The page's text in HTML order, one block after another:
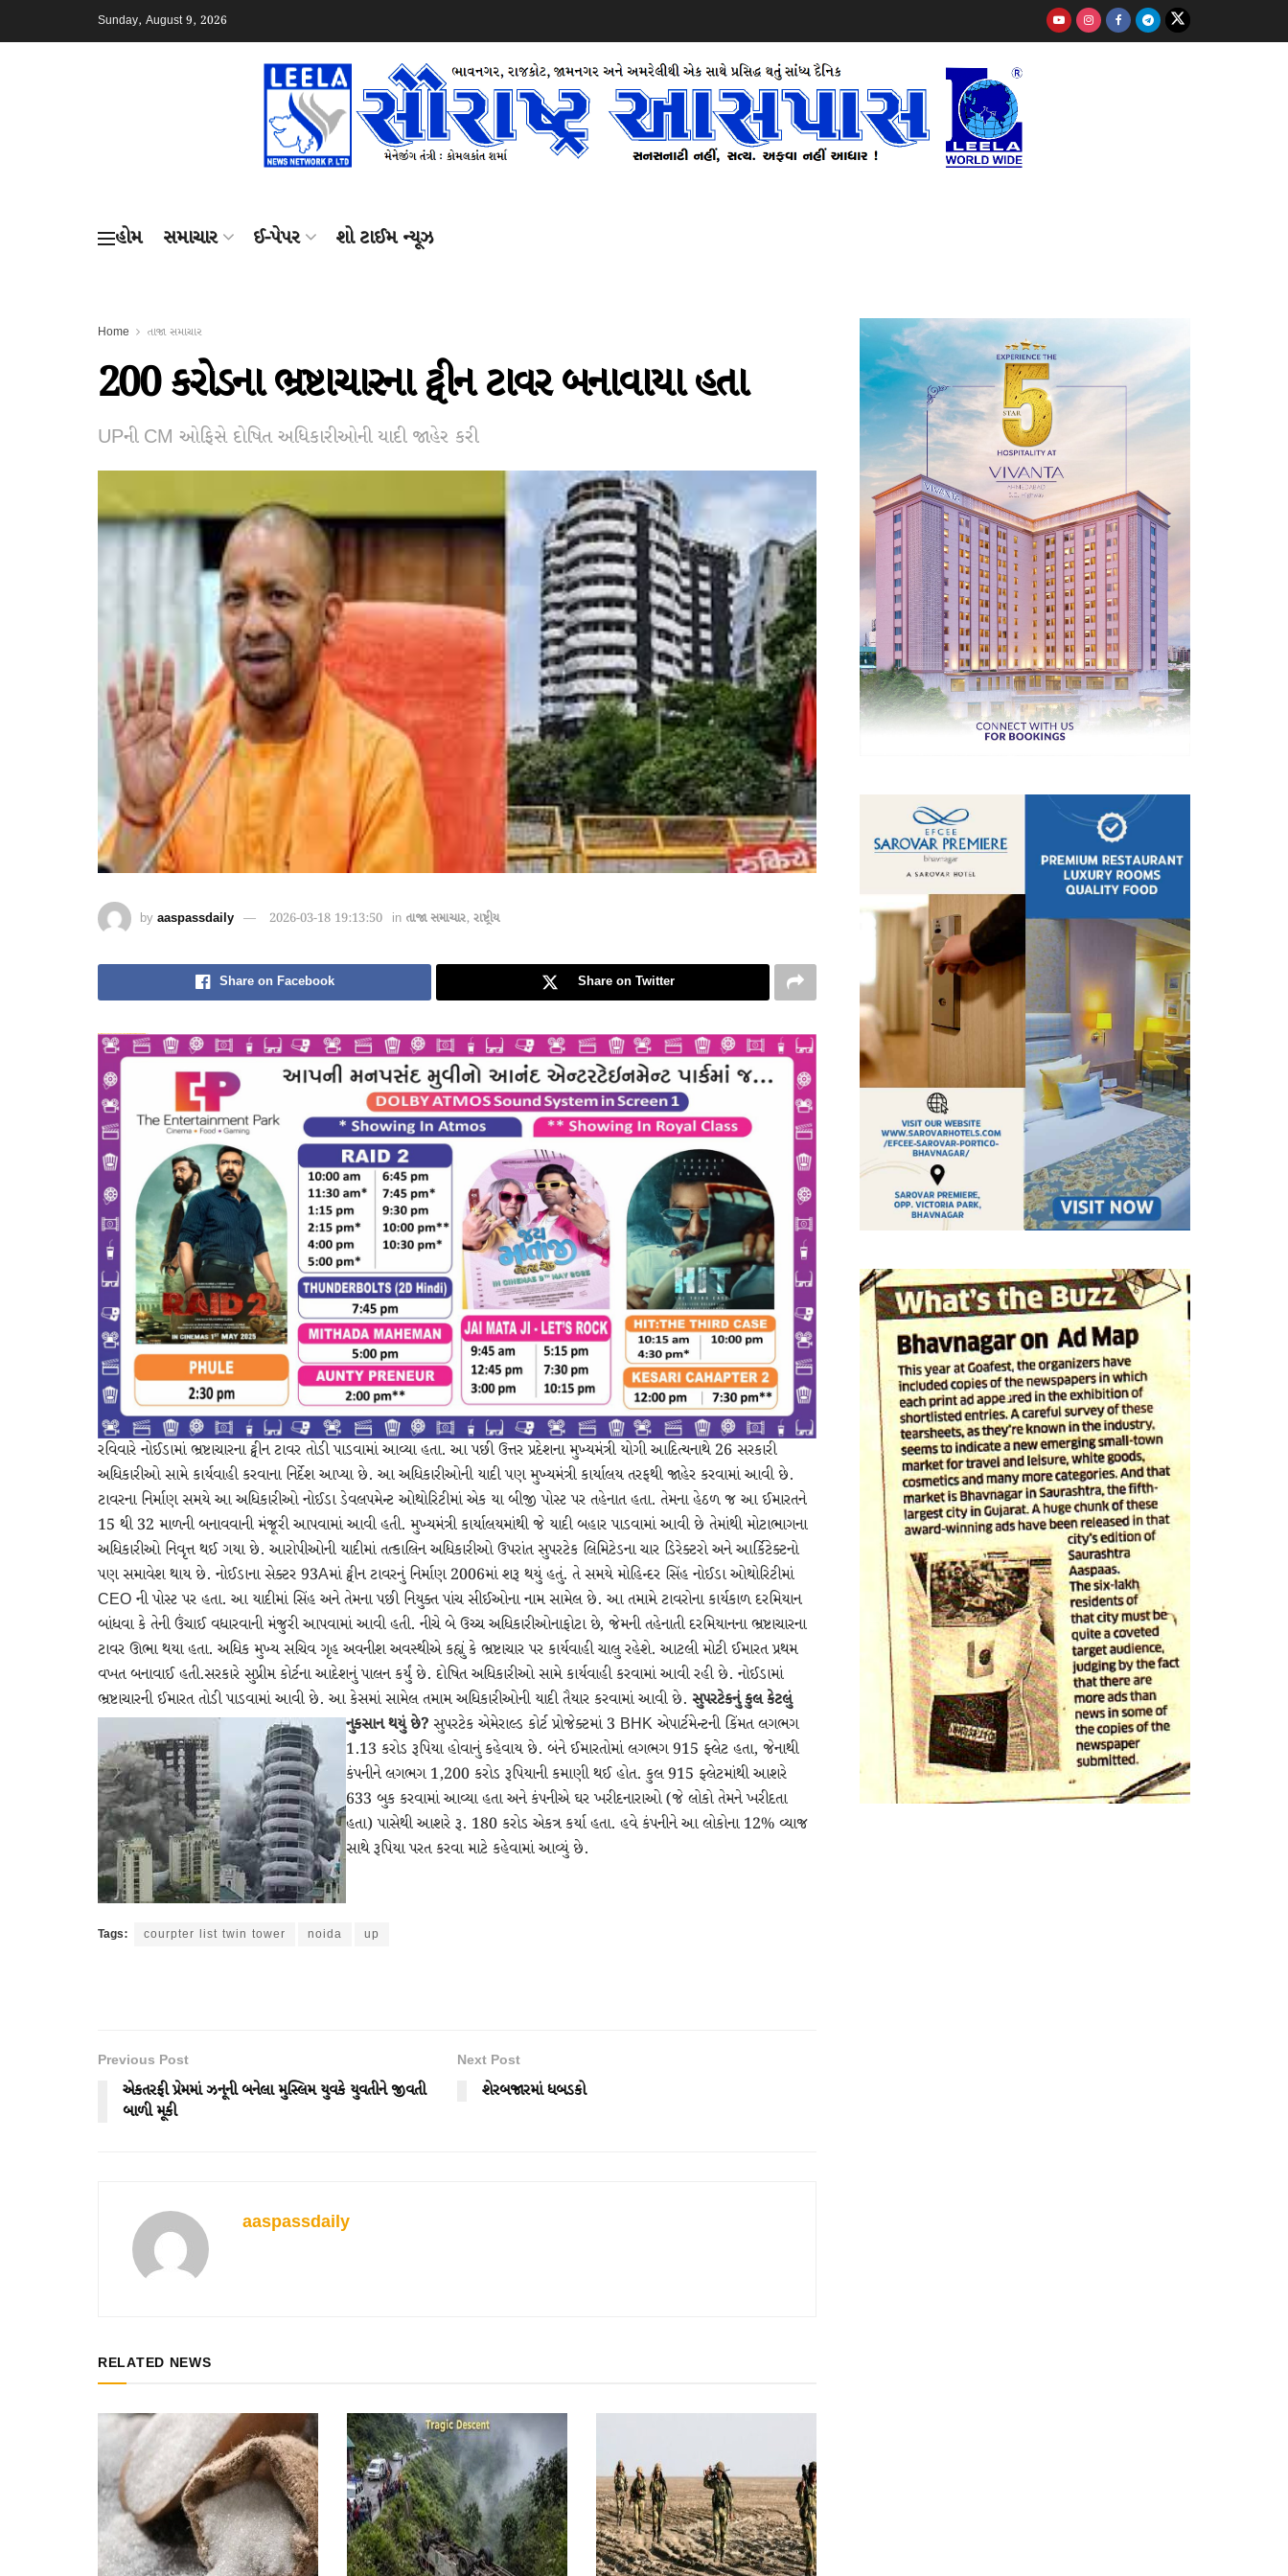
Sunday, August 9, 2026
હોમ સમાચાર ઈ-પેપર શો ટાઈમ ન્યૂઝ
Home તાજા સમાચાર
200 કરોડના ભ્રષ્ટાચારના ટ્વીન ટાવર બનાવાયા હતા
UPની CM ઓફિસે દોષિત અધિકારીઓની યાદી જાહેર કરી
by aaspassdaily 2026-03-18 19:13:50 in તાજા સમાચાર, રાષ્ટ્રીય
Share on Facebook Share on Twitter
રવિવારે નોઈડામાં ભ્રષ્ટાચારના ટ્વીન ટાવર તોડી પાડવામાં આવ્યા હતા. આ પછી ઉત્તર પ્રદેશના મુખ્યમંત્રી યોગી આદિત્યનાથે 26 સરકારી
અધિકારીઓ સામે કાર્યવાહી કરવાના નિર્દેશ આપ્યા છે. આ અધિકારીઓની યાદી પણ મુખ્યમંત્રી કાર્યાલય તરફથી જાહેર કરવામાં આવી છે.
ટાવરના નિર્માણ સમયે આ અધિકારીઓ નોઈડા ડેવલપમેન્ટ ઓથોરિટીમાં એક યા બીજી પોસ્ટ પર તહેનાત હતા. તેમના હેઠળ જ આ ઈમારતને
15 થી 32 માળની બનાવવાની મંજૂરી આપવામાં આવી હતી. મુખ્યમંત્રી કાર્યાલયમાંથી જે યાદી બહાર પાડવામાં આવી છે તેમાંથી મોટાભાગના
અધિકારીઓ નિવૃત્ત થઈ ગયા છે. આરોપીઓની યાદીમાં તત્કાલિન અધિકારીઓ ઉપરાંત સુપરટેક લિમિટેડના ચાર ડિરેક્ટરો અને આર્કિટેક્ટનો
પણ સમાવેશ થાય છે. નોઈડાના સેક્ટર 93Aમાં ટ્વીન ટાવરનું નિર્માણ 2006માં શરૂ થયું હતું. તે સમયે મોહિન્દર સિંહ નોઈડા ઓથોરિટીમાં
CEO ની પોસ્ટ પર હતા. આ યાદીમાં સિંહ અને તેમના પછી નિયુક્ત પાંચ સીઈઓના નામ સામેલ છે. આ તમામે ટાવરોના કાર્યકાળ દરમિયાન
બાંધવા કે તેની ઉંચાઈ વધારવાની મંજુરી આપવામાં આવી હતી. નીચે બે ઉચ્ચ અધિકારીઓનાફોટા છે, જેમની તહેનાતી દરમિયાનના ભ્રષ્ટાચારના
ટાવર ઊભા થયા હતા. અધિક મુખ્ય સચિવ ગૃહ અવનીશ અવસ્થીએ કહ્યું કે ભ્રષ્ટાચાર પર કાર્યવાહી ચાલુ રહેશે. આટલી મોટી ઈમારત પ્રથમ
વખત બનાવાઈ હતી.સરકારે સુપ્રીમ કોર્ટના આદેશનું પાલન કર્યું છે. દોષિત અધિકારીઓ સામે કાર્યવાહી કરવામાં આવી રહી છે. નોઈડામાં
ભ્રષ્ટાચારની ઈમારત તોડી પાડવામાં આવી છે. આ કેસમાં સામેલ તમામ અધિકારીઓની યાદી તૈયાર કરવામાં આવી છે. સુપરટેકનું કુલ કેટલું
નુકસાન થયું છે? સુપરટેક એમેરાલ્ડ કોર્ટ પ્રોજેક્ટમાં 3 BHK એપાર્ટમેન્ટની કિંમત લગભગ
1.13 કરોડ રૂપિયા હોવાનું કહેવાય છે. બંને ઈમારતોમાં લગભગ 915 ફ્લેટ હતા, જેનાથી
કંપનીને લગભગ 1,200 કરોડ રૂપિયાની કમાણી થઈ હોત. કુલ 915 ફ્લેટમાંથી આશરે
633 બુક કરવામાં આવ્યા હતા અને કંપનીએ ઘર ખરીદનારાઓ (જે લોકો તેમને ખરીદતા
હતા) પાસેથી આશરે રૂ. 180 કરોડ એકત્ર કર્યા હતા. હવે કંપનીને આ લોકોના 12% વ્યાજ
સાથે રૂપિયા પરત કરવા માટે કહેવામાં આવ્યું છે.
Tags: courpter list twin tower noida up
Previous Post
એકતરફી પ્રેમમાં ઝનૂની બનેલા મુસ્લિમ યુવકે યુવતીને જીવતી
બાળી મૂકી
Next Post
શેરબજારમાં ધબડકો
aaspassdaily
RELATED NEWS